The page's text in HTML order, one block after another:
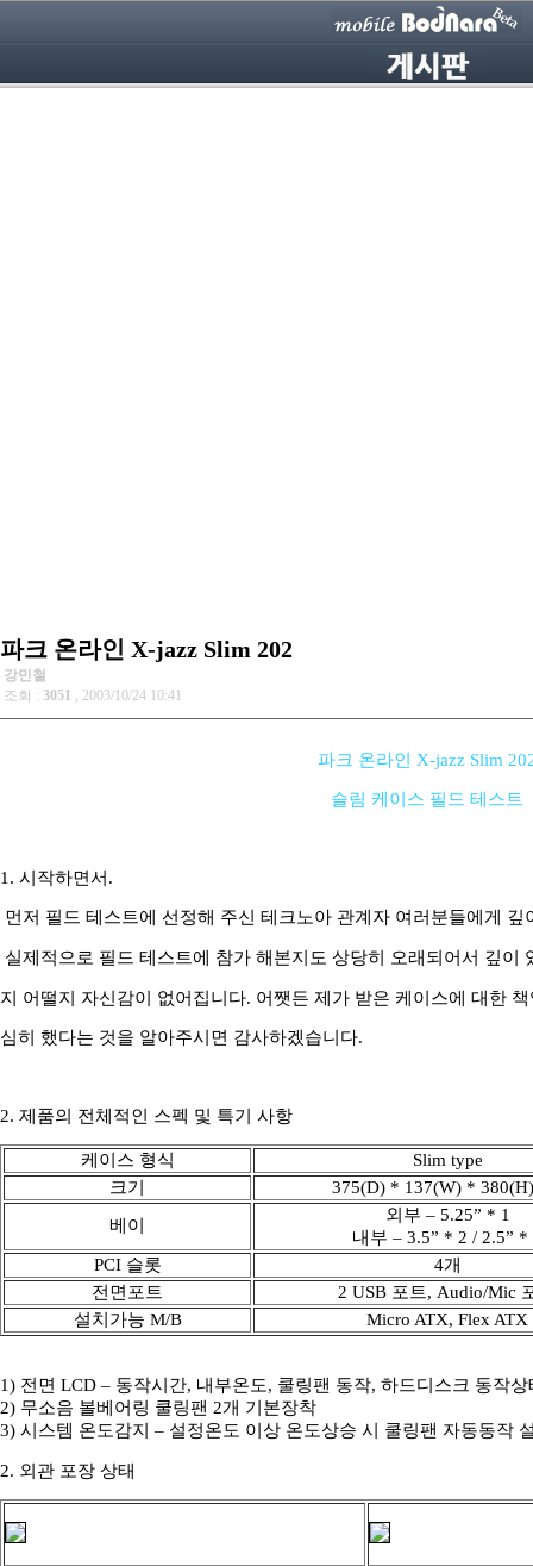
파크 온라인 X-jazz Slim 202
강민철
조회 : 3051 , 2003/10/24 10:41
파크 온라인 X-jazz Slim
슬림 케이스 필드 테스트
1. 시작하면서.
먼저 필드 테스트에 선정해 주신 테크노아 관계자 여러분들에게 깊
실제적으로 필드 테스트에 참가 해본지도 상당히 오래되어서 깊이
지 어떨지 자신감이 없어집니다. 어쨋든 제가 받은 케이스에 대한
심히 했다는 것을 알아주시면 감사하겠습니다.
2. 제품의 전체적인 스펙 및 특기 사항
케이스 형식
Slim type
크기
375(D) * 137(W) *
베이
외부 – 5.25” * 1
내부 – 3.5” * 2 / 2.5” *
PCI 슬롯
4개
전면포트
2 USB 포트, Audio/Mic
설치가능 M/B
Micro ATX, Flex ATX
1) 전면 LCD – 동작시간, 내부온도, 쿨링팬 동작, 하드디스크 동작
2) 무소음 볼베어링 쿨링팬 2개 기본장착
3) 시스템 온도감지 – 설정온도 이상 온도상승 시 쿨링팬 자동동작
2. 외관 포장 상태